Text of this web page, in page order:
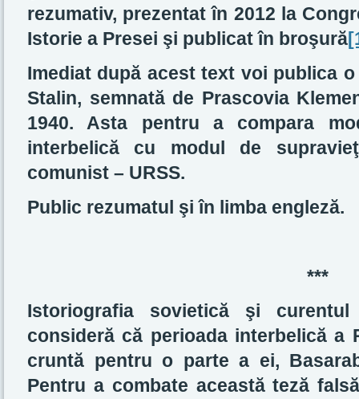
rezumativ, prezentat în 2012 la
Istorie a Presei şi publicat în broşură
Imediat după acest text voi publica
Stalin, semnată de Prascovia
1940. Asta pentru a compara
interbelică cu modul de
comunist – URSS.
Public rezumatul şi în limba engleză.
***
Istoriografia sovietică şi curentul
consideră că perioada interbelică a
cruntă pentru o parte a ei,
Pentru a combate această teză